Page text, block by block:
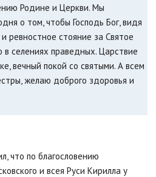
Родине и Церкви. Мы
о том, чтобы Господь Бог, видя
ревностное стояние за Святое
в селениях праведных. Царствие
вечный покой со святыми. А всем
желаю доброго здоровья и
что по благословению
и всея Руси Кирилла у